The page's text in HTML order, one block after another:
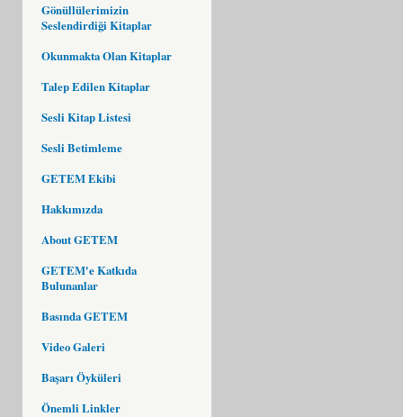
Gönüllülerimizin
Seslendirdiği Kitaplar
Okunmakta Olan Kitaplar
Talep Edilen Kitaplar
Sesli Kitap Listesi
Sesli Betimleme
GETEM Ekibi
Hakkımızda
About GETEM
GETEM'e Katkıda
Bulunanlar
Basında GETEM
Video Galeri
Başarı Öyküleri
Önemli Linkler